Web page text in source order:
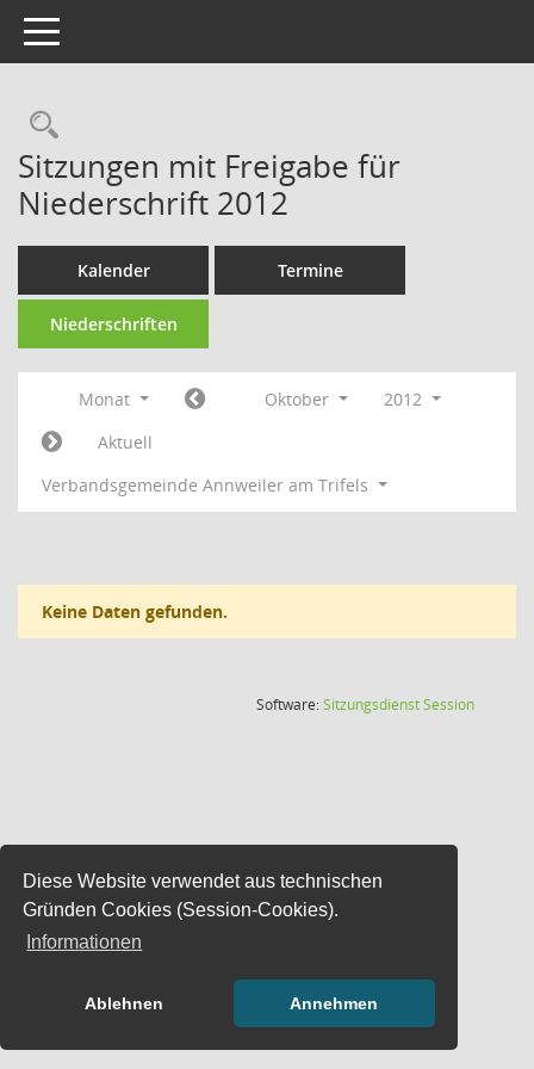
Diese Website verwendet aus technischen
Gründen Cookies (Session-Cookies).
Informationen
Ablehnen Annehmen
Toggle navigation
Rechercheauswahl
Sitzungen mit Freigabe für
Niederschrift 2012
Kalender Termine
Niederschriften
Monat Oktober
2012
Aktuell
Verbandsgemeinde Annweiler am Trifels
Keine Daten gefunden.
Software:SitzungsdienstSession(Wird in